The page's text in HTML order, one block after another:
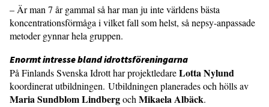
– Är man 7 år gammal så har man ju inte världens bästa
koncentrationsför­måga i vilket fall som helst, så nepsy-anpassade
metoder gynnar hela gruppen.
Enormt intresse bland idrotts­föreningarna
På Finlands Svenska Idrott har projektledareLotta Nylund
koordinerat utbildningen. Utbildningen planerades och hölls av
Maria Sundblom LindbergochMikaela Albäck.